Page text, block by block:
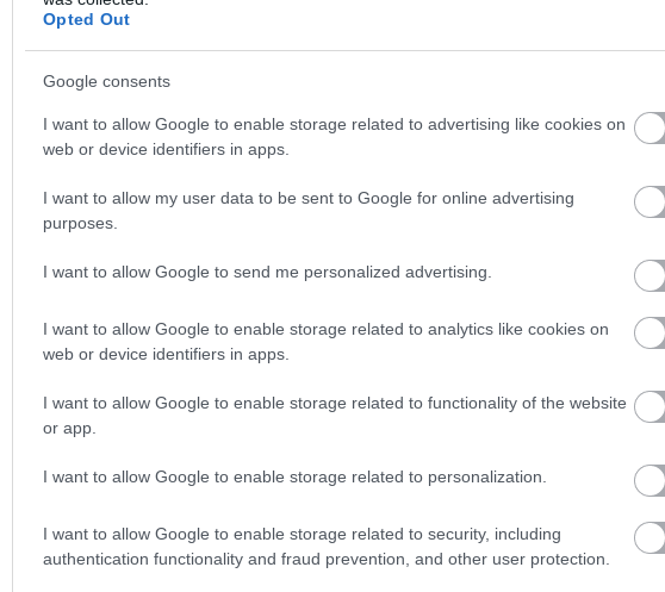
Opted Out
Google consents
I want to allow Google to enable storage related to advertising like cookies on
web or device identifiers in apps.
I want to allow my user data to be sent to Google for online advertising
purposes.
I want to allow Google to send me personalized advertising.
I want to allow Google to enable storage related to analytics like cookies on
web or device identifiers in apps.
I want to allow Google to enable storage related to functionality of the website
or app.
I want to allow Google to enable storage related to personalization.
I want to allow Google to enable storage related to security, including
authentication functionality and fraud prevention, and other user protection.
εγγραφή στο Pelop για περισσότερα videos